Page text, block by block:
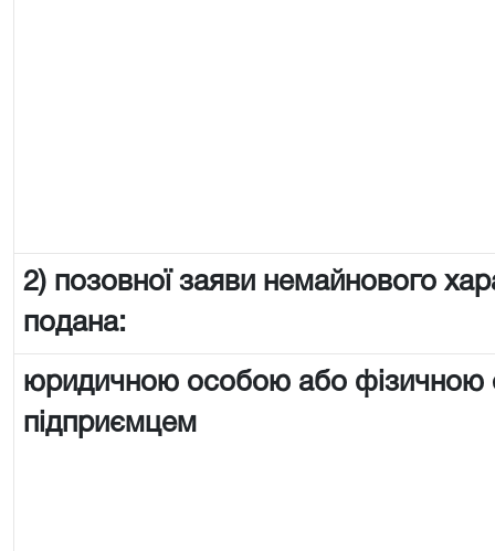
2) позовної заяви немайнового
подана:
юридичною особою або
підприємцем